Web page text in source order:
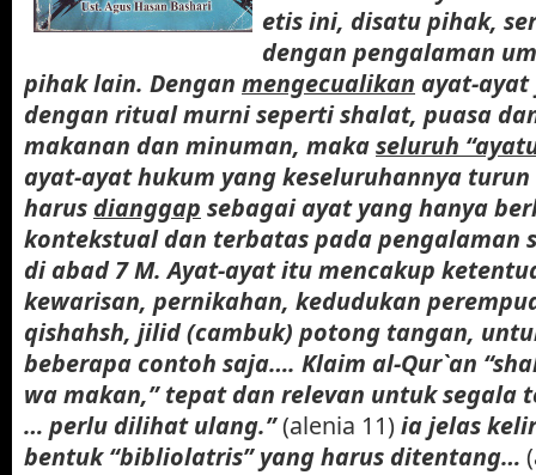
etis ini, disatu pihak,
dengan pengalaman
pihak lain. Dengan mengecualikan ayat-
dengan ritual murni seperti shalat, puasa
makanan dan minuman, makaseluruh
ayat-ayat hukum yang keseluruhannya
harus dianggap sebagai ayat yang hanya
kontekstual dan terbatas pada pengalaman
di abad 7 M. Ayat-ayat itu mencakup
kewarisan, pernikahan, kedudukan
qishahsh, jilid (cambuk) potong tangan,
beberapa contoh saja…. Klaim al-Qur`an
wa makan,” tepat dan relevan untuk segala
… perlu dilihat ulang.”(alenia 11)ia jelas
bentuk “bibliolatris” yang harus ditentang…